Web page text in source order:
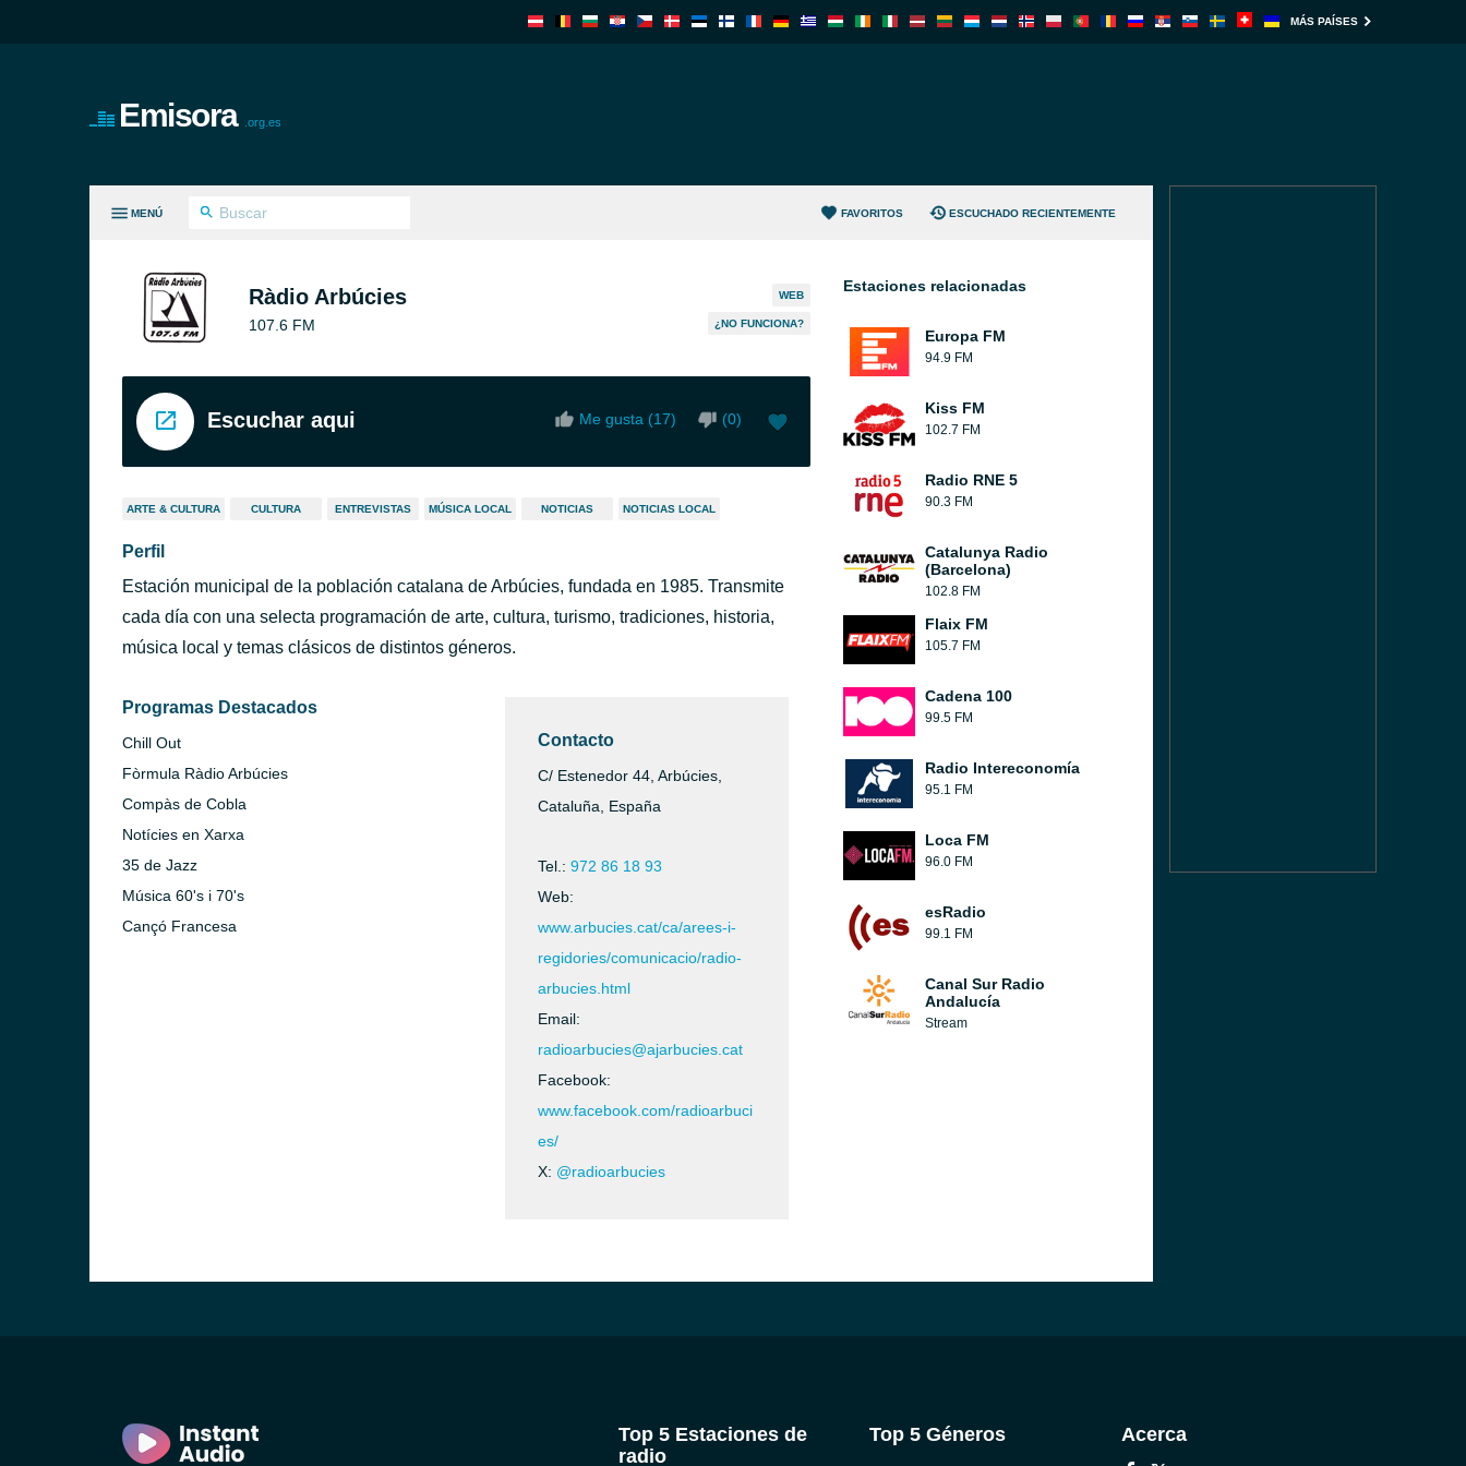
MÁS PAÍSES
Emisora .org.es
MENÚ FAVORITOS ESCUCHADO RECIENTEMENTE
Ràdio Arbúcies
107.6 FM
WEB
¿NO FUNCIONA?
Escuchar aqui Me gusta (17) (0)
ARTE & CULTURA CULTURA ENTREVISTAS MÚSICA LOCAL NOTICIAS NOTICIAS LOCAL
Perfil
Estación municipal de la población catalana de Arbúcies, fundada en 1985. Transmite
cada día con una selecta programación de arte, cultura, turismo, tradiciones, historia,
música local y temas clásicos de distintos géneros.
Programas Destacados
Chill Out
Fòrmula Ràdio Arbúcies
Compàs de Cobla
Notícies en Xarxa
35 de Jazz
Música 60's i 70's
Cançó Francesa
Contacto
C/ Estenedor 44, Arbúcies,
Cataluña, España
Tel.: 972 86 18 93
Web:
www.arbucies.cat/ca/arees-i-
regidories/comunicacio/radio-
arbucies.html
Email:
radioarbucies@ajarbucies.cat
Facebook:
www.facebook.com/radioarbuci
es/
X: @radioarbucies
Estaciones relacionadas
Europa FM
94.9 FM
Kiss FM
102.7 FM
Radio RNE 5
90.3 FM
Catalunya Radio
(Barcelona)
102.8 FM
Flaix FM
105.7 FM
Cadena 100
99.5 FM
Radio Intereconomía
95.1 FM
Loca FM
96.0 FM
esRadio
99.1 FM
Canal Sur Radio
Andalucía
Stream
Top 5 Estaciones de
radio
Top 5 Géneros Acerca